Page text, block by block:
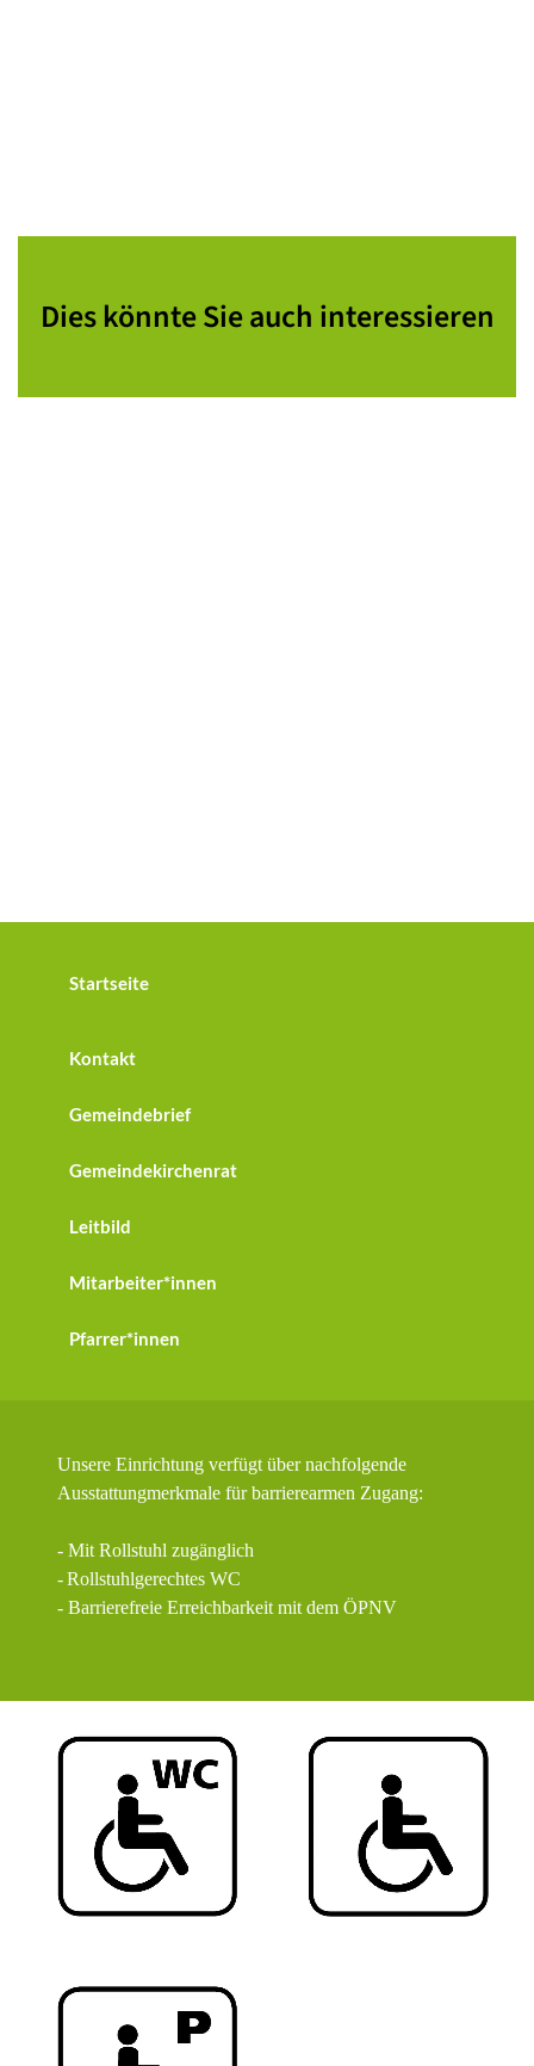
Dies könnte Sie auch interessieren
Startseite
Kontakt
Gemeindebrief
Gemeindekirchenrat
Leitbild
Mitarbeiter*innen
Pfarrer*innen
Unsere Einrichtung verfügt über nachfolgende
Ausstattungmerkmale für barrierearmen Zugang:
- Mit Rollstuhl zugänglich
-Rollstuhlgerechtes WC
- Barrierefreie Erreichbarkeit mit dem ÖPNV